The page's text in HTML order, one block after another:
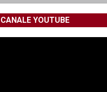
CANALE YOUTUBE